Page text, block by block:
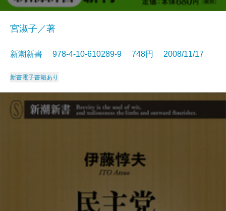
宮淑子／著
新潮新書 978-4-10-610289-9 748円 2008/11/17
新書電子書籍あり